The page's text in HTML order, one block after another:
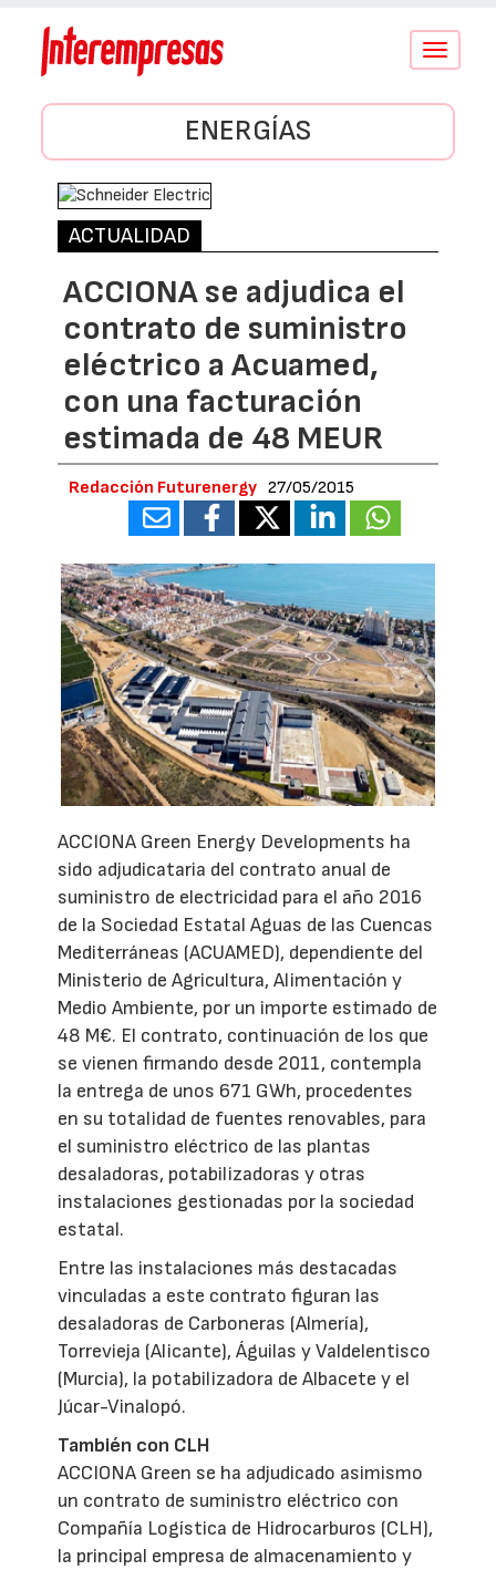
Conmutar
ENERGÍAS
ACTUALIDAD
ACCIONA se adjudica el
contrato de suministro
eléctrico a Acuamed,
con una facturación
estimada de 48 MEUR
Redacción Futurenergy 27/05/2015
ACCIONA Green Energy Developments ha
sido adjudicataria del contrato anual de
suministro de electricidad para el año 2016
de la Sociedad Estatal Aguas de las Cuencas
Mediterráneas (ACUAMED), dependiente del
Ministerio de Agricultura, Alimentación y
Medio Ambiente, por un importe estimado de
48 M€. El contrato, continuación de los que
se vienen firmando desde 2011, contempla
la entrega de unos 671 GWh, procedentes
en su totalidad de fuentes renovables, para
el suministro eléctrico de las plantas
desaladoras, potabilizadoras y otras
instalaciones gestionadas por la sociedad
estatal.
Entre las instalaciones más destacadas
vinculadas a este contrato figuran las
desaladoras de Carboneras (Almería),
Torrevieja (Alicante), Águilas y Valdelentisco
(Murcia), la potabilizadora de Albacete y el
Júcar-Vinalopó.
También con CLH
ACCIONA Green se ha adjudicado asimismo
un contrato de suministro eléctrico con
Compañía Logística de Hidrocarburos (CLH),
la principal empresa de almacenamiento y